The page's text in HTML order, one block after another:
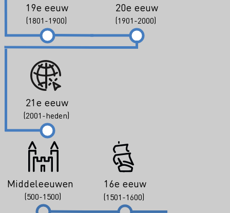
19e eeuw
(1801-1900)
20e eeuw
(1901-2000)
21e eeuw
(2001-heden)
Middeleeuwen
(500-1500)
16e eeuw
(1501-1600)